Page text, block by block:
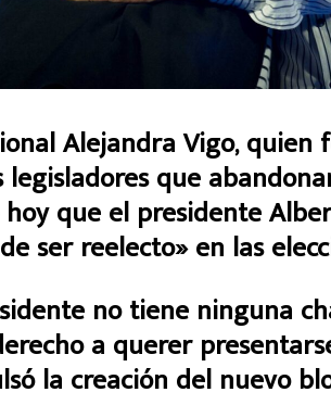
Alejandra Vigo,
legisladores que
que el presidente
ser reelecto» en las
no tiene ninguna
a querer
la creación del nuevo